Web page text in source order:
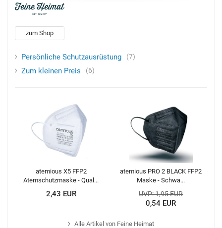
zum Shop
Persönliche Schutzausrüstung 7
Zum kleinen Preis 6
atemious X5 FFP2
Atemschutzmaske - Qual...
2,43 EUR
atemious PRO 2 BLACK FFP2
Maske - Schwa...
UVP: 1,95 EUR
0,54 EUR
Alle Artikel von Feine Heimat